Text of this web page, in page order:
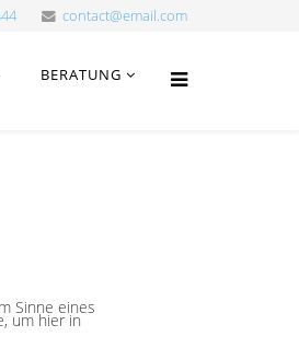
contact@email.com
BERATUNG
Sinne eines
um hier in